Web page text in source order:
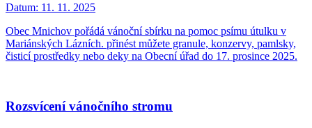
Datum: 11. 11. 2025
Obec Mnichov pořádá vánoční sbírku na pomoc psímu útulku v
Mariánských Lázních. přinést můžete granule, konzervy, pamlsky,
čisticí prostředky nebo deky na Obecní úřad do 17. prosince 2025.
Rozsvícení vánočního stromu